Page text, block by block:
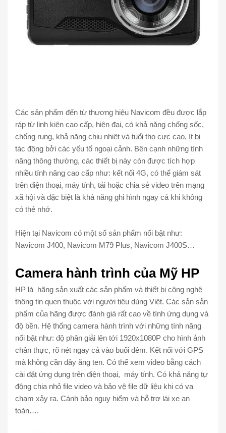
Các sản phẩm đến từ thương hiệu Navicom đều được lắp
ráp từ linh kiện cao cấp, hiện đại, có khả năng chống sốc,
chống rung, khả năng chịu nhiệt và tuổi thọ cực cao, ít bị
tác động bởi các yếu tố ngoại cảnh. Bên cạnh những tính
năng thông thường, các thiết bị này còn được tích hợp
nhiều tính năng cao cấp như: kết nối 4G, có thể giám sát
trên điện thoại, máy tính, tải hoặc chia sẻ video trên mạng
xã hội và đặc biệt là khả năng ghi hình ngay cả khi không
có thẻ nhớ.
Hiện tại Navicom có một số sản phẩm nổi bật như:
Navicom J400, Navicom M79 Plus, Navicom J400S…
Camera hành trình của Mỹ HP
HP là hãng sản xuất các sản phẩm và thiết bị công nghệ
thông tin quen thuộc với người tiêu dùng Việt. Các sản sản
phẩm của hãng được đánh giá rất cao về tính ứng dụng và
độ bền. Hệ thống camera hành trình với những tính năng
nổi bật như: độ phân giải lên tới 1920x1080P cho hình ảnh
chân thực, rõ nét ngay cả vào buổi đêm. Kết nối với GPS
mà không cần dây ăng ten. Có thể xem video bằng cách
cài đặt ứng dụng trên điện thoại, máy tính. Có khả năng tự
động chia nhỏ file video và bảo vệ file dữ liệu khi có va
chạm xảy ra. Cánh bảo nguy hiểm và hỗ trợ lái xe an
toàn….